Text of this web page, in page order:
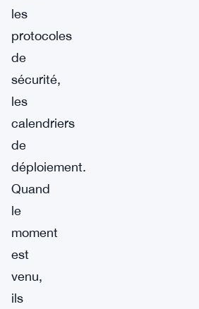
les
protocoles
de
sécurité,
les
calendriers
de
déploiement.
Quand
le
moment
est
venu,
ils